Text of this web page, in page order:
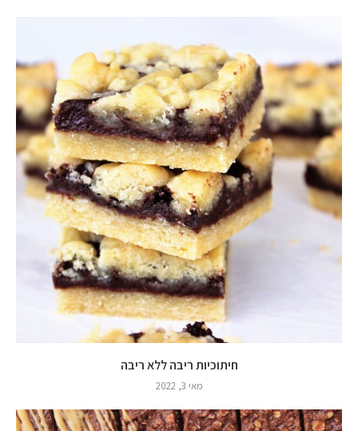
חיתוכיות ריבה ללא ריבה
מאי 3, 2022